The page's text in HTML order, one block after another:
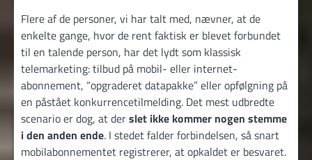
Flere af de personer, vi har talt med, nævner, at de
enkelte gange, hvor de rent faktisk er blevet forbundet
til en talende person, har det lydt som klassisk
telemarketing: tilbud på mobil- eller internet­
abonnement, “opgraderet datapakke” eller opfølgning på
en påstået konkurrence­tilmelding. Det mest udbredte
scenario er dog, at derslet ikke kommer nogen stemme
i den anden ende. I stedet falder forbindelsen, så snart
mobil­abonnementet registrerer, at opkaldet er besvaret.